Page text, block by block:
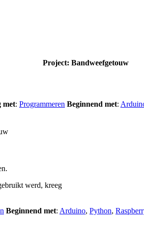
Project: Bandweefgetouw
met: Programmeren Beginnend met:
werd, kreeg
Beginnend met: Arduino, Python,